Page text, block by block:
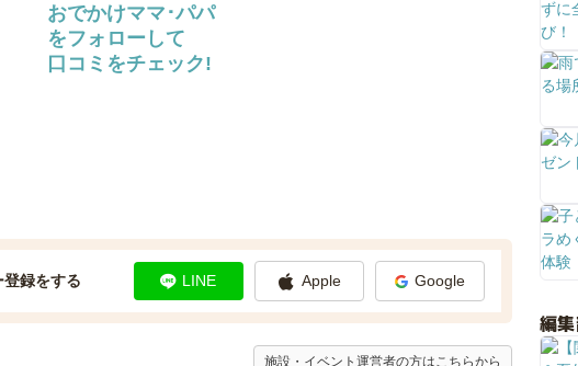
おでかけママ･パパ
をフォローして
口コミをチェック!
録をする LINE Apple Google
施設・イベント運営者の方はこちらから
編